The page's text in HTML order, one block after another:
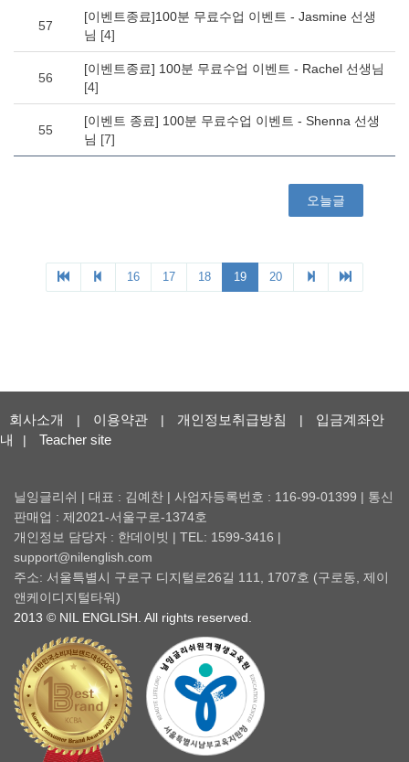
회사소개 | 이용약관 | 개인정보취급방침 |
입금계좌안
내
| Teacher site
닐잉글리쉬 | 대표 : 김예찬 | 사업자등록번호 : 116-99-01399 | 통신
판매업 : 제2021-서울구로-1374호
개인정보 담당자 : 한데이빗 | TEL: 1599-3416 |
support@nilenglish.com
주소: 서울특별시 구로구 디지털로26길 111, 1707호 (구로동, 제이
앤케이디지털타워)
2013 © NIL ENGLISH. All rights reserved.